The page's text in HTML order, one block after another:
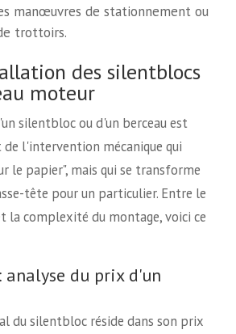
manœuvres de stationnement ou
trottoirs.
des silentblocs
moteur
silentbloc ou d'un berceau est
l'intervention mécanique qui
le papier", mais qui se transforme
tête pour un particulier. Entre le
la complexité du montage, voici ce
analyse du prix d'un
du silentbloc réside dans son prix